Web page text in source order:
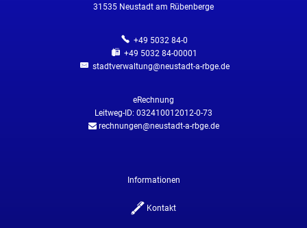
31535 Neustadt am Rübenberge
+49 5032 84-0
+49 5032 84-00001
stadtverwaltung@neustadt-a-rbge.de
eRechnung
Leitweg-ID: 032410012012-0-73
rechnungen@neustadt-a-rbge.de
Informationen
Kontakt